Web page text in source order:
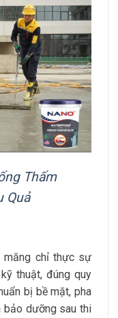
Thấm
Quả
măng chỉ thực sự
thuật, đúng quy
bị bề mặt, pha
bảo dưỡng sau thi